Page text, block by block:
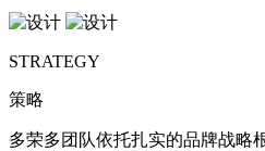
STRATEGY
策略
多荣多团队依托扎实的品牌战略